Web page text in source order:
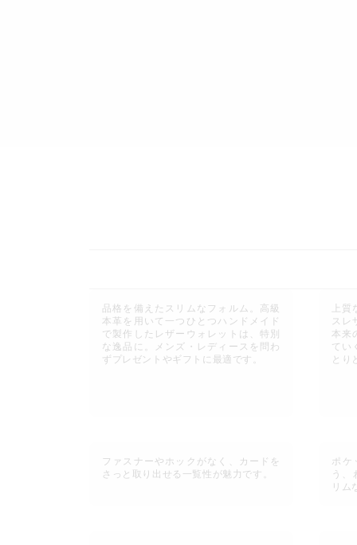
品格を備えたスリムなフォルム。高級
本革を用いて一つひとつハンドメイド
で製作したレザーウォレットは、特別
な逸品に。メンズ・レディースを問わ
ずプレゼントやギフトに最適です。
上
スレ
本来
てい
とり
ファスナーやホックがなく、カードを
さっと取り出せる一覧性が魅力です。
ポケ
う
リム